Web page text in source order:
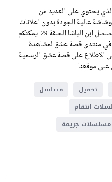
يحتوي على العديد من
عالية الجودة بدون اعلانات
مزعجة. في هذه الحلقة نعرض لكم مسلسل ابن الباشا الحلقة 29 .يمكنكم
في منتدى قصة عشق لمشاهدة
الاطلاع على قصة عشق الرسمية
على موقعنا.
تحميل
مسلسل
انتقام
مسلسلات جريمة